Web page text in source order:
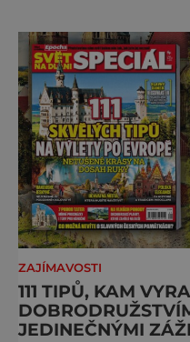
krážem. Je 10. dubna roku 49 př. n. l. a na
břehu říčky
Caesar svou slavnou
ZAJÍMAVOSTI
111 TIPŮ, KAM
JEDINEČNÝMI